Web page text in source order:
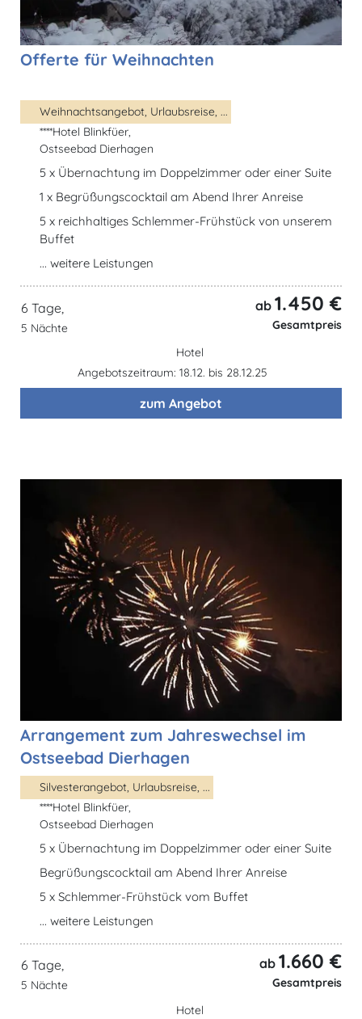
Offerte für Weihnachten
Weihnachtsangebot, Urlaubsreise, ...
****Hotel Blinkfüer,
Ostseebad Dierhagen
5 x Übernachtung im Doppelzimmer oder einer Suite
1 x Begrüßungscocktail am Abend Ihrer Anreise
5 x reichhaltiges Schlemmer-Frühstück von unserem
Buffet
... weitere Leistungen
6 Tage,
5 Nächte
ab 1.450 €
Gesamtpreis
Hotel
Angebotszeitraum: 18.12. bis 28.12.25
zum Angebot
Arrangement zum Jahreswechsel im
Ostseebad Dierhagen
Silvesterangebot, Urlaubsreise, ...
****Hotel Blinkfüer,
Ostseebad Dierhagen
5 x Übernachtung im Doppelzimmer oder einer Suite
Begrüßungscocktail am Abend Ihrer Anreise
5 x Schlemmer-Frühstück vom Buffet
... weitere Leistungen
6 Tage,
5 Nächte
ab 1.660 €
Gesamtpreis
Hotel